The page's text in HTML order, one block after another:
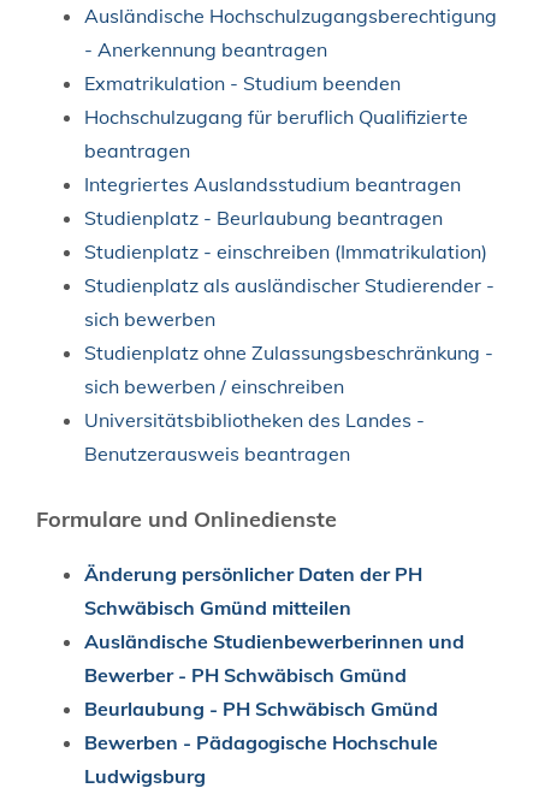
Ausländische Hochschulzugangsberechtigung
- Anerkennung beantragen
Exmatrikulation - Studium beenden
Hochschulzugang für beruflich Qualifizierte
beantragen
Integriertes Auslandsstudium beantragen
Studienplatz - Beurlaubung beantragen
Studienplatz - einschreiben (Immatrikulation)
Studienplatz als ausländischer Studierender -
sich bewerben
Studienplatz ohne Zulassungsbeschränkung -
sich bewerben / einschreiben
Universitätsbibliotheken des Landes -
Benutzerausweis beantragen
Formulare und Onlinedienste
Änderung persönlicher Daten der PH
Schwäbisch Gmünd mitteilen
Ausländische Studienbewerberinnen und
Bewerber - PH Schwäbisch Gmünd
Beurlaubung - PH Schwäbisch Gmünd
Bewerben - Pädagogische Hochschule
Ludwigsburg